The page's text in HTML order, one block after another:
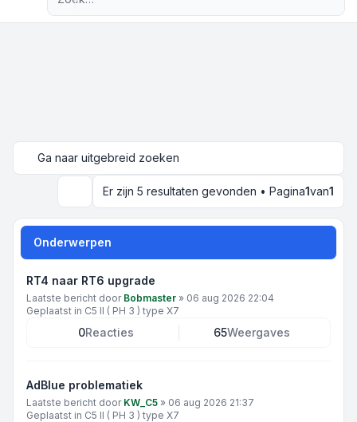
Ga naar uitgebreid zoeken
Er zijn 5 resultaten gevonden • Pagina1van1
Onderwerpen
RT4 naar RT6 upgrade
Laatste bericht door Bobmaster » 06 aug 2026 22:04
Geplaatst in C5 II ( PH 3 ) type X7
0Reacties 65Weergaves
AdBlue problematiek
Laatste bericht door KW_C5 » 06 aug 2026 21:37
Geplaatst in C5 II ( PH 3 ) type X7